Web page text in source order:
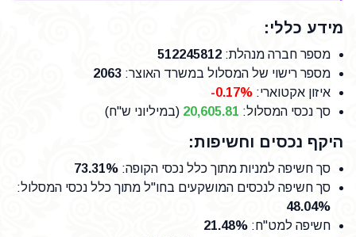
מידע כללי:
מספר חברה מנהלת:
512245812
מספר רישוי של המסלול במשרד האוצר:
2063
איזון אקטוארי: -0.17%
סך נכסי המסלול: 20,605.81 (במיליוני ש"ח)
היקף נכסים וחשיפות:
סך חשיפה למניות מתוך כלל נכסי הקופה:
73.31%
סך חשיפה לנכסים המושקעים בחו"ל מתוך כלל נכסי המסלול:
48.04%
חשיפה למט"ח:
21.48%